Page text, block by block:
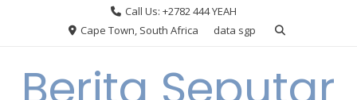
Call Us: +2782 444 YEAH
Cape Town, South Africa
data sgp